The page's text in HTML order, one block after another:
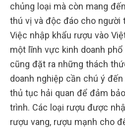
chủng loại mà còn mang
thú vị và độc đáo cho người
Việc nhập khẩu rượu vào
một lĩnh vực kinh doanh
cũng đặt ra những thách
doanh nghiệp cần chú ý
thủ tục hải quan để đảm
trình. Các loại rượu được
rượu vang, rượu mạnh cho